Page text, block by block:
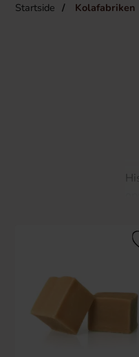
Startside Kolafabriken
I